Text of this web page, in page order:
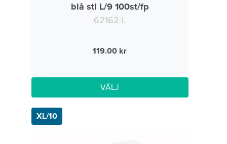
blå stl L/9 100st/fp
62162-L
119.00
VÄLJ
XL/10